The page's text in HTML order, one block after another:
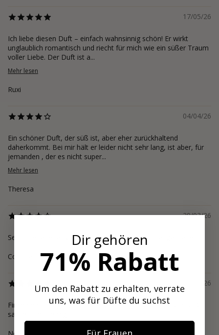
17/05/26
Ich liebe diesen Duft – einfach wahnsinnig schön! Er wirkt
unglaublich romantisch und riecht für mich wie ein süßer Traum
voller Liebe. Der Duft ist a...
Mehr lesen
Ruxi
04/04/26
Ein schöner Duft, der süß ist, aber eher zurückhaltend
daherkommt. Bei mir hält er leider nicht sehr lang, ist aber, für
jemanden , der es nicht super...
Mehr lesen
Theresa
29/03/26
Sehr nice, aber aus meiner Sicht leider nicht so langanhaltend.
Corinna
25/03/26
Finde den Duft ganz toll. Eine Mischung aus synthetisch, süß,
sauber und cremig.
Dir gehören
71% Rabatt
Um den Rabatt zu erhalten, verrate
uns, was für Düfte du suchst